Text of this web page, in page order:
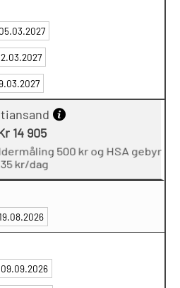
14 905
500 kr og HSA gebyr
kr/dag
09.09.2026